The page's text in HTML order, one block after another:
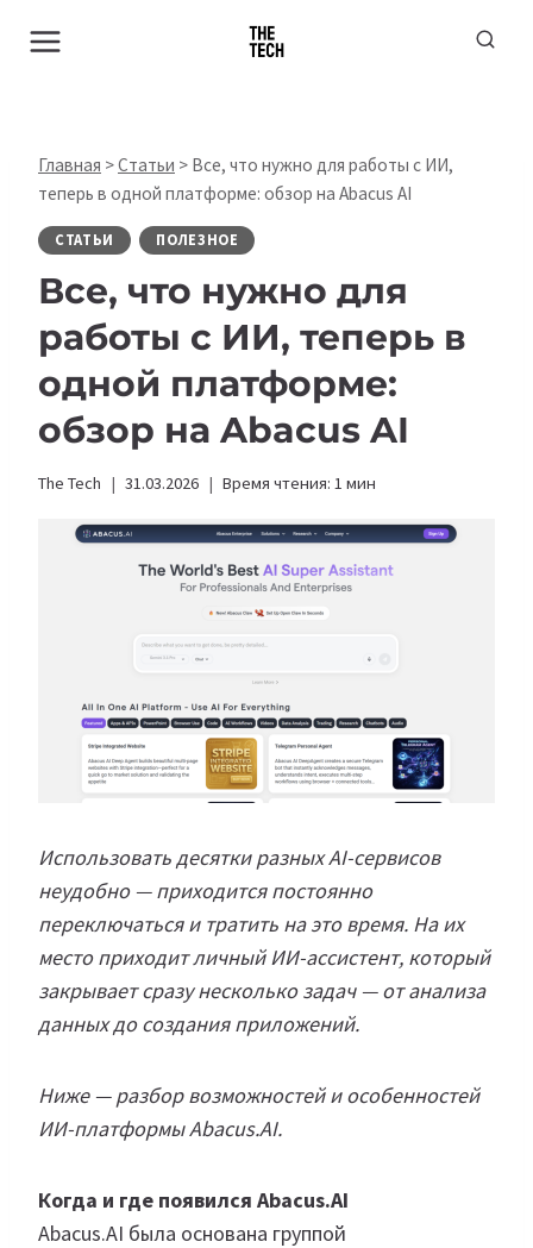
Главная >Статьи > Все, что нужно для работы с ИИ,
теперь в одной платформе: обзор на Abacus AI
СТАТЬИ ПОЛЕЗНОЕ
Все, что нужно для
работы с ИИ, теперь в
одной платформе:
обзор на Abacus AI
The Tech 31.03.2026 Время чтения: 1 мин
Использовать десятки разных AI-сервисов
неудобно — приходится постоянно
переключаться и тратить на это время. На их
место приходит личный ИИ-ассистент, который
закрывает сразу несколько задач — от анализа
данных до создания приложений.
Ниже — разбор возможностей и особенностей
ИИ-платформы Abacus.AI.
Когда и где появился Abacus.AI
Abacus.AI была основана группой